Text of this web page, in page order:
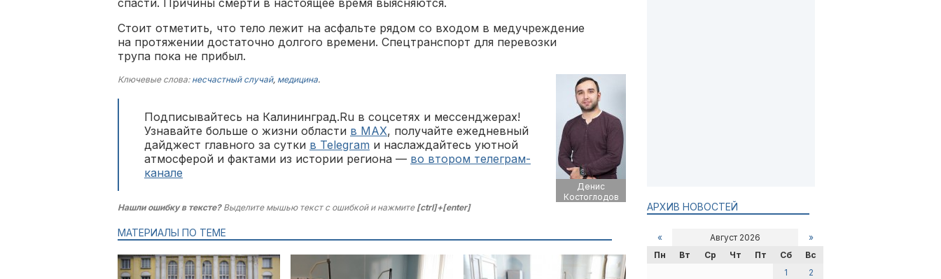
спасти. Причины смерти в настоящее время выясняются.
Стоит отметить, что тело лежит на асфальте рядом со входом в медучреждение
на протяжении достаточно долгого времени. Спецтранспорт для перевозки
трупа пока не прибыл.
Денис
Костоглодов
Ключевые слова: несчастный случай, медицина.
Подписывайтесь на Калининград.Ru в соцсетях и мессенджерах!
Узнавайте больше о жизни области в MAX, получайте ежедневный
дайджест главного за сутки в Telegram и наслаждайтесь уютной
атмосферой и фактами из истории региона — во втором телеграм-
канале
Нашли ошибку в тексте?Выделите мышью текст с ошибкой и нажмите [ctrl]+[enter]
МАТЕРИАЛЫ ПО ТЕМЕ
АРХИВ НОВОСТЕЙ
« Август 2026
»
Пн
Вт Ср Чт Пт Сб
Вс
1
2